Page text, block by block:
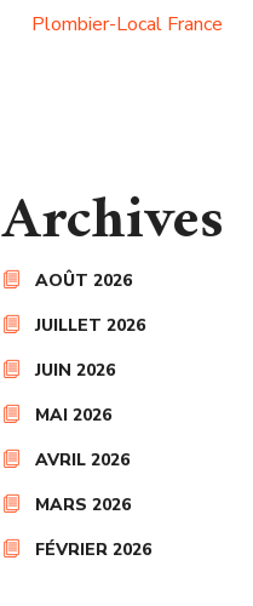
Plombier-Local France
Archives
AOÛT 2026
JUILLET 2026
JUIN 2026
MAI 2026
AVRIL 2026
MARS 2026
FÉVRIER 2026